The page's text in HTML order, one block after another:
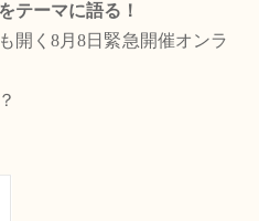
テーマに語る！
開く8月8日緊急開催オンラ